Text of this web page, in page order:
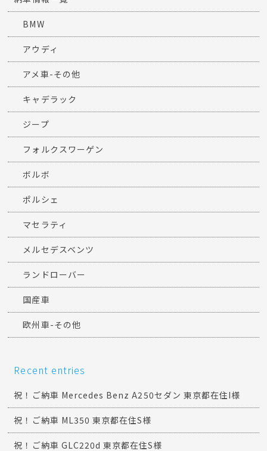
BMW
アウディ
アメ車-その他
キャデラック
ジープ
フォルクスワーゲン
ボルボ
ポルシェ
マセラティ
メルセデスベンツ
ランドローバー
国産車
欧州車-その他
Recent entries
祝！ご納車 Mercedes Benz A250セダン 東京都在住I様
祝！ご納車 ML350 東京都在住S様
祝！ご納車 GLC220d 東京都在住S様